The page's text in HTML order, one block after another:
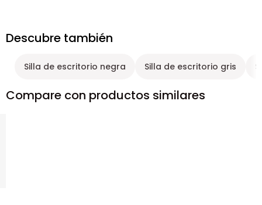
Descubre también
Silla de escritorio negra Silla de escritorio gris
Compare con productos similares